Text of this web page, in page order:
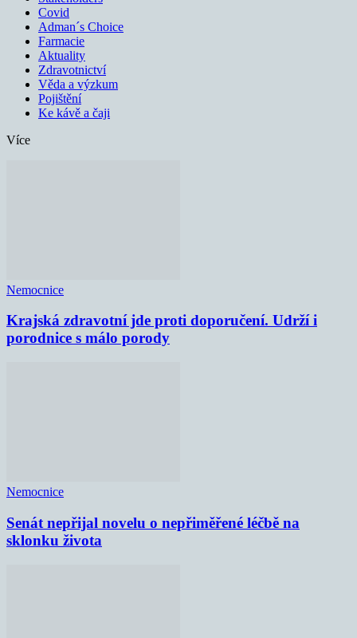
Covid
Adman´s Choice
Farmacie
Aktuality
Zdravotnictví
Věda a výzkum
Pojištění
Ke kávě a čaji
Více
Nemocnice
Krajská zdravotní jde proti doporučení. Udrží i
porodnice s málo porody
Nemocnice
Senát nepřijal novelu o nepřiměřené léčbě na
sklonku života